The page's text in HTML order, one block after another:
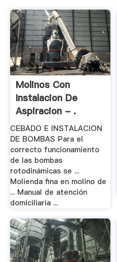
Molinos Con
Instalacion De
Aspiracion - .
CEBADO E INSTALACION
DE BOMBAS Para el
correcto funcionamiento
de las bombas
rotodinámicas se ...
Molienda fina en molino de
... Manual de atención
domiciliaria ...